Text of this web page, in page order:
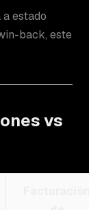
estado
back, este
vs